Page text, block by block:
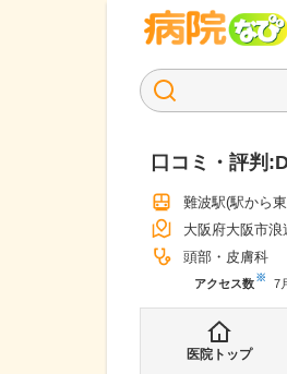
口コミ・評判:
難波駅(駅から
大阪府大阪市
頭部・皮膚科
アクセス数※ 7
医院トップ